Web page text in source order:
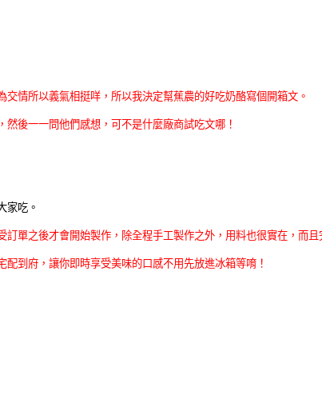
情所以義氣相挺咩，所以我決定幫蕉農的好吃奶酪寫個開箱文。
後一一問他們感想，可不是什麼廠商試吃文哪！
家吃。
單之後才會開始製作，除全程手工製作之外，用料也很實在，而
到府，讓你即時享受美味的口感不用先放進冰箱等唷！